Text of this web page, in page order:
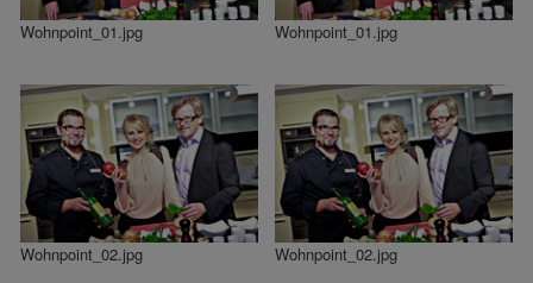
Wohnpoint_01.jpg Wohnpoint_01.jpg
Wohnpoint_02.jpg Wohnpoint_02.jpg